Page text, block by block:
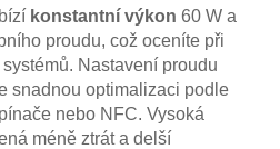
konstantní výkon 60 W a
proudu, což oceníte při
Nastavení proudu
snadnou optimalizaci podle
nebo NFC. Vysoká
méně ztrát a delší